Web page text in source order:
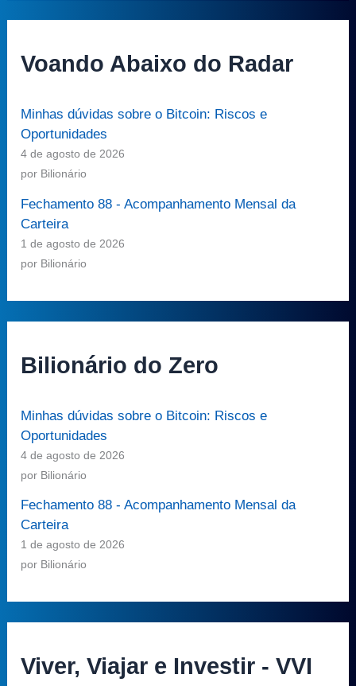
Voando Abaixo do Radar
Minhas dúvidas sobre o Bitcoin: Riscos e
Oportunidades
4 de agosto de 2026
por Bilionário
Fechamento 88 - Acompanhamento Mensal da
Carteira
1 de agosto de 2026
por Bilionário
Bilionário do Zero
Minhas dúvidas sobre o Bitcoin: Riscos e
Oportunidades
4 de agosto de 2026
por Bilionário
Fechamento 88 - Acompanhamento Mensal da
Carteira
1 de agosto de 2026
por Bilionário
Viver, Viajar e Investir - VVI